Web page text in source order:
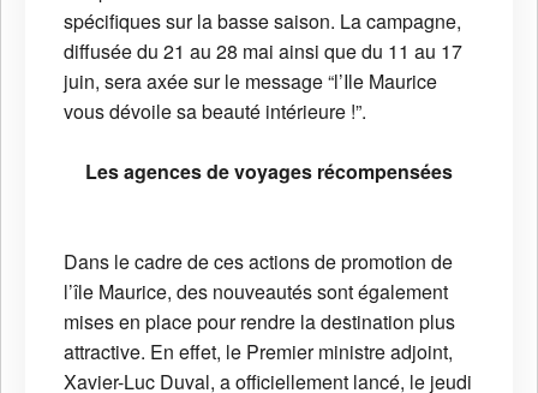
spécifiques sur la basse saison. La campagne,
diffusée du 21 au 28 mai ainsi que du 11 au 17
juin, sera axée sur le message “l’Ile Maurice
vous dévoile sa beauté intérieure !”.
Les agences de voyages récompensées
Dans le cadre de ces actions de promotion de
l’île Maurice, des nouveautés sont également
mises en place pour rendre la destination plus
attractive. En effet, le Premier ministre adjoint,
Xavier-Luc Duval, a officiellement lancé, le jeudi